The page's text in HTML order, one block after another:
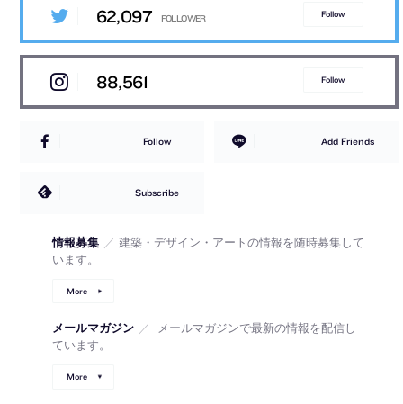
62,097 Follow
88,561 Follow
Follow Add Friends
Subscribe
情報募集 ／ 建築・デザイン・アートの情報を随時募集して
います。
More
メールマガジン ／
メールマガジンで最新の情報を配信し
ています。
More